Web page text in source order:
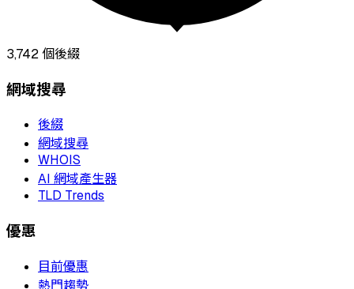
3,742個後綴
網域搜尋
後綴
網域搜尋
WHOIS
AI 網域產生器
TLD Trends
優惠
目前優惠
熱門趨勢